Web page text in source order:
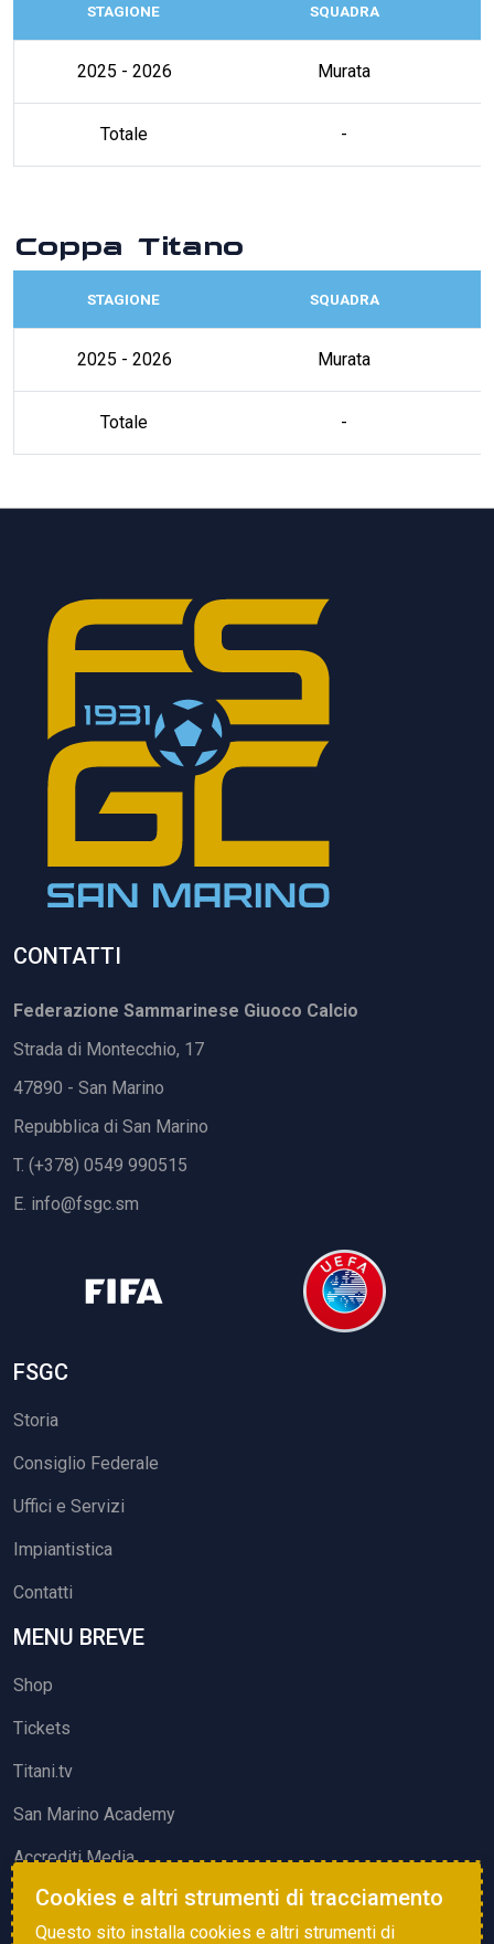
STAGIONE SQUADRA
2025 - 2026 Murata
Totale -
Coppa Titano
STAGIONE SQUADRA
2025 - 2026 Murata
Totale -
CONTATTI
Federazione Sammarinese Giuoco Calcio
Strada di Montecchio, 17
47890 - San Marino
Repubblica di San Marino
T. (+378) 0549 990515
E. info@fsgc.sm
FSGC
Storia
Consiglio Federale
Uffici e Servizi
Impiantistica
Contatti
MENU BREVE
Shop
Tickets
Titani.tv
San Marino Academy
Accrediti Media
ATTIVITÀ ED EVENTI
Cookies e altri strumenti di tracciamento
Questo sito installa cookies e altri strumenti di